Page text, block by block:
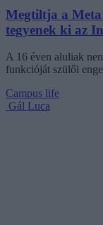
Megtiltja a Meta
tegyenek ki az
A 16 éven aluliak
funkcióját szülői
Campus life
Gál Luca